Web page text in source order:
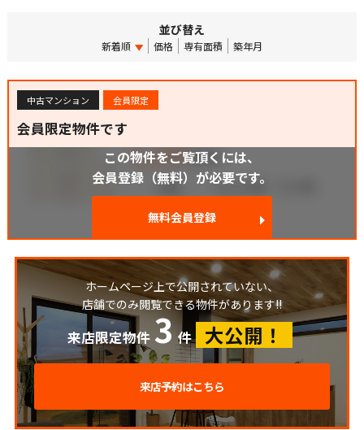
並び替え
新着順 価格 専有面積 築年月
中古マンション 会員限定
会員限定物件です
この物件をご覧頂くには、
会員登録（無料）が必要です。
無料会員登録
ホームページ上で公開されていない、
店舗でのみ閲覧できる物件があります!!
来店限定物件 3 件 大公開！
来店予約はこちら